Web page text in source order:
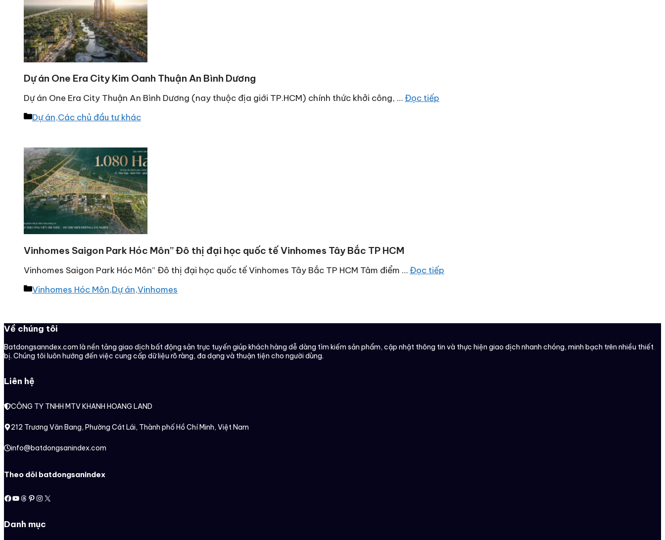
Dự án One Era City Kim Oanh Thuận An Bình Dương
Dự án One Era City Thuận An Bình Dương (nay thuộc địa giới TP.HCM) chính thức khởi công, …Đọc tiếp
Danh
Dự án,Các chủ đầu tư khác
Vinhomes Saigon Park Hóc Môn” Đô thị đại học quốc tế Vinhomes Tây Bắc TP HCM
Vinhomes Saigon Park Hóc Môn” Đô thị đại học quốc tế Vinhomes Tây Bắc TP HCM Tâm điểm …Đọc tiếp
Danh
Vinhomes Hóc Môn,Dự án,Vinhomes
Về chúng tôi
Batdongsanndex.com là nền tảng giao dịch bất động sản trực tuyến giúp khách hàng dễ dàng tìm kiếm sản phẩm, cập nhật thông tin và thực hiện giao dịch nhanh chóng, minh bạch trên nhiều thiết
bị. Chúng tôi luôn hướng đến việc cung cấp dữ liệu rõ ràng, đa dạng và thuận tiện cho người dùng.
Liên hệ
CÔNG TY TNHH MTV KHANH HOANG LAND
212 Trương Văn Bang, Phường Cát Lái, Thành phố Hồ Chí Minh, Việt Nam
info@batdongsanindex.com
Theo dõi batdongsanindex
Facebook
Youtube
Threads
Pinterest
Instagram
X
Danh mục